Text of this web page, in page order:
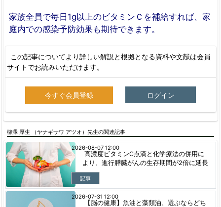
家族全員で毎日1g以上のビタミンＣを補給すれば、家
庭内での感染予防効果も期待できます。
この記事についてより詳しい解説と根拠となる資料や文献は会員
サイトでお読みいただけます。
今すぐ会員登録 ログイン
柳澤 厚生 （ヤナギサワ アツオ）先生の関連記事
高濃度ビタミンC点滴と化学療法の併用に
より、進行膵臓がんの生存期間が2倍に延長
記事
2026-08-07 12:00
【脳の健康】魚油と藻類油、選ぶならどち
2026-07-31 12:00